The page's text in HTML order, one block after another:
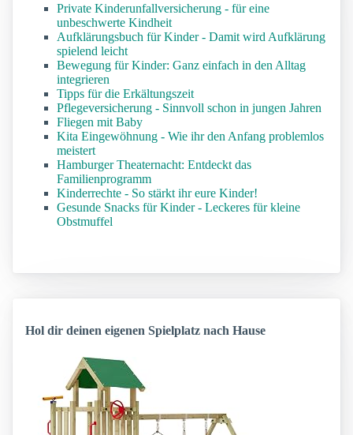
Private Kinderunfallversicherung - für eine
unbeschwerte Kindheit
Aufklärungsbuch für Kinder - Damit wird Aufklärung
spielend leicht
Bewegung für Kinder: Ganz einfach in den Alltag
integrieren
Tipps für die Erkältungszeit
Pflegeversicherung - Sinnvoll schon in jungen Jahren
Fliegen mit Baby
Kita Eingewöhnung - Wie ihr den Anfang problemlos
meistert
Hamburger Theaternacht: Entdeckt das
Familienprogramm
Kinderrechte - So stärkt ihr eure Kinder!
Gesunde Snacks für Kinder - Leckeres für kleine
Obstmuffel
Hol dir deinen eigenen Spielplatz nach Hause